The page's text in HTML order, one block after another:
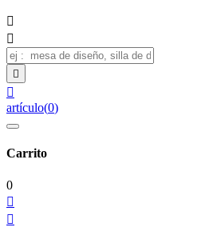




artículo(0)
Carrito
0

